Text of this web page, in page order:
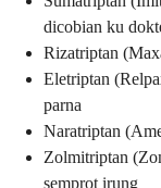
dicobian ku
Rizatriptan
Eletriptan
parna
Naratriptan
Zolmitriptan
semprot irung